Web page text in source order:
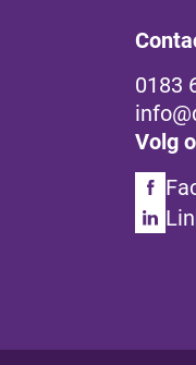
0183
Volg